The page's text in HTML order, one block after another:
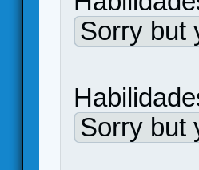
Sorry but
Sorry but